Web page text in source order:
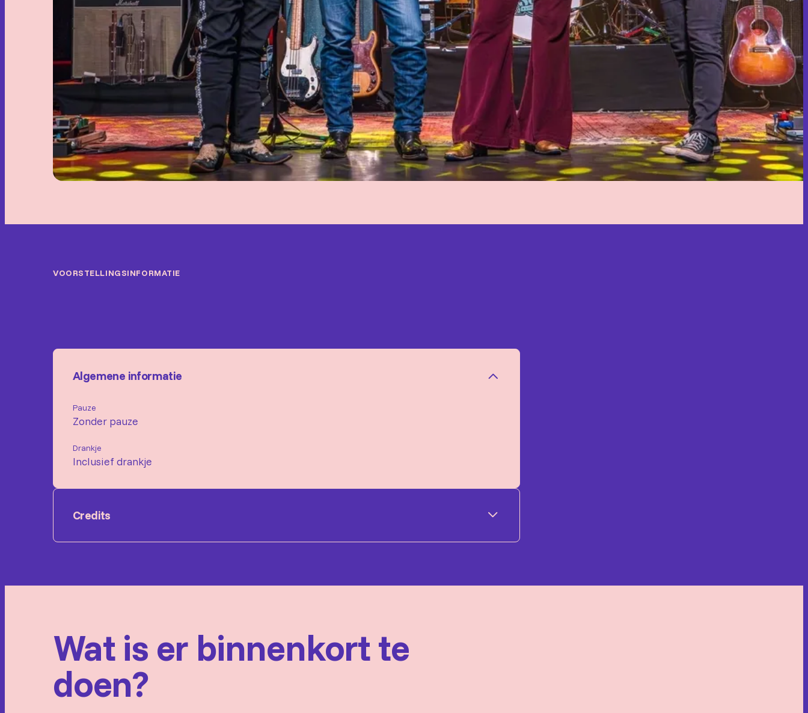
VOORSTELLINGSINFORMATIE
Algemene informatie
Pauze
Zonder pauze
Drankje
Inclusief drankje
Credits
Muzikanten:Toon Eppink - Leadvocals & Gitaar, Jan van Bijnen - Gitaar, Toetsen & Vocals,
Wat is er binnenkort te
doen?